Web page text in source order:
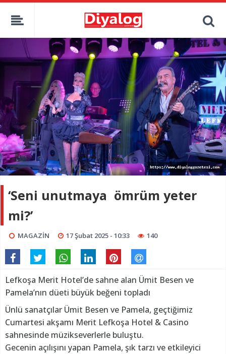
‘Seni unutmaya ömrüm yeter
mi?’
MAGAZİN 17 Şubat 2025 - 10:33 140
Lefkoşa Merit Hotel’de sahne alan Ümit Besen ve
Pamela’nın düeti büyük beğeni topladı
Ünlü sanatçılar Ümit Besen ve Pamela, geçtiğimiz
Cumartesi akşamı Merit Lefkoşa Hotel & Casino
sahnesinde müzikseverlerle buluştu.
Gecenin açılışını yapan Pamela, şık tarzı ve etkileyici